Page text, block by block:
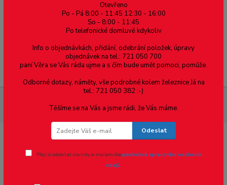
Menu
Zoni matná černá
černá
Otevřeno
Po - Pá 8:00 - 11:45 12:30 - 16:00
So - 8:00 - 11:45
Po telefonické domluvě kdykoliv
Info o objednávkách, přidání, odebrání položek, úpravy
objednávek na tel.: 721 050 700
paní Věra se Vás ráda ujme a s čím bude umět pomoci, pomůže.
Odborné dotazy, náměty, vše podrobné kolem železnice Já na
tel.: 721 050 382 :-)
Těšíme se na Vás a jsme rádi, že Vás máme.
Odeslat
Přeji si odebírat novinky e-mailem dlepodmínek zpracování osobních
údajů.